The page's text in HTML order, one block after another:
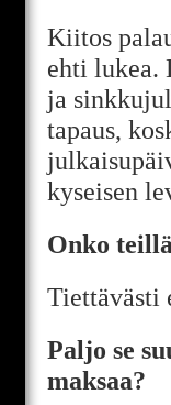
Kiitos
ehti lukea.
ja
tapaus,
kyseisen
Onko
Tiettävästi
Paljo se
maksaa?